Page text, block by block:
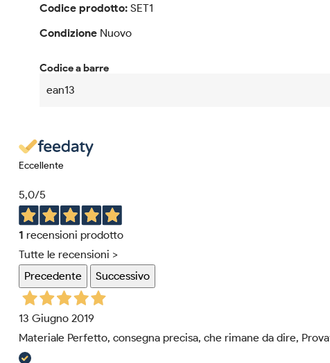
Codice prodotto: SET1
Condizione Nuovo
Codice a barre
ean13
Eccellente
5,0/5
1 recensioni prodotto
Tutte le recensioni >
Precedente
Successivo
13 Giugno 2019
Materiale Perfetto, consegna precisa, che rimane da dire,